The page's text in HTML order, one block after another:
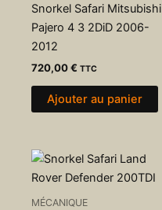
Snorkel Safari Mitsubishi
Pajero 4 3 2DiD 2006-
2012
720,00€ TTC
Ajouter au panier
MÉCANIQUE